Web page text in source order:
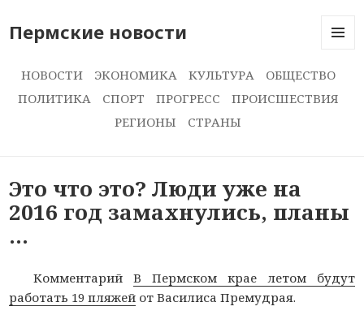
Пермские новости
И
НОВОСТИ ЭКОНОМИКА КУЛЬТУРА
ОБЩЕСТВО
ПОЛИТИКА
СПОРТ ПРОГРЕСС
ПРОИСШЕСТВИЯ
РЕГИОНЫ
СТРАНЫ
Это что это? Люди уже на
2016 год замахнулись, планы
…
КомментарийВ Пермском крае летом будут
работать 19 пляжей от Василиса Премудрая.